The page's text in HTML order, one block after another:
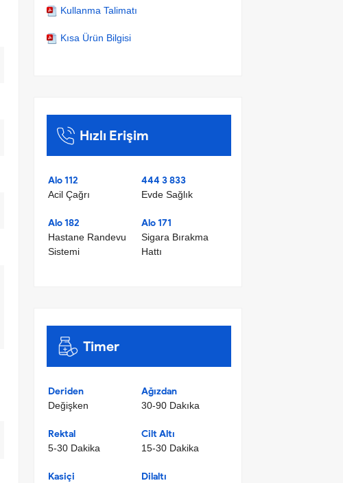
Kullanma Talimatı
Kısa Ürün Bilgisi
Hızlı Erişim
Alo 112
Acil Çağrı
444 3 833
Evde Sağlık
Alo 182
Hastane Randevu
Sistemi
Alo 171
Sigara Bırakma
Hattı
Timer
Deriden
Değişken
Ağızdan
30-90 Dakıka
Rektal
5-30 Dakika
Cilt Altı
15-30 Dakika
Kasiçi Dilaltı